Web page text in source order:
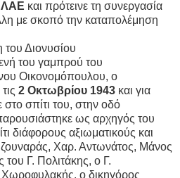
ΛΑΕ και πρότεινε τη συνεργασία
με σκοπό την καταπολέμηση
Διονυσίου
του γαμπρού του
Οικονομόπουλου, ο
2 Οκτωβρίου 1943 και για
στο σπίτι του, στην οδό
ως αρχηγός του
διάφορους αξιωματικούς και
Χαρ. Αντωνάτος, Μάνος
Γ. Πολιτάκης, ο Γ.
Χωροφυλακής, ο δικηγόρος